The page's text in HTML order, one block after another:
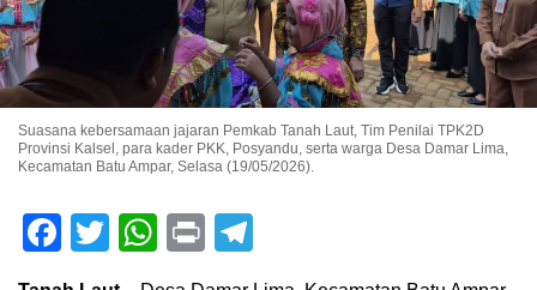
Suasana kebersamaan jajaran Pemkab Tanah Laut, Tim Penilai TPK2D
Provinsi Kalsel, para kader PKK, Posyandu, serta warga Desa Damar Lima,
Kecamatan Batu Ampar, Selasa (19/05/2026).
Facebook
TwitterWhatsApp
Print